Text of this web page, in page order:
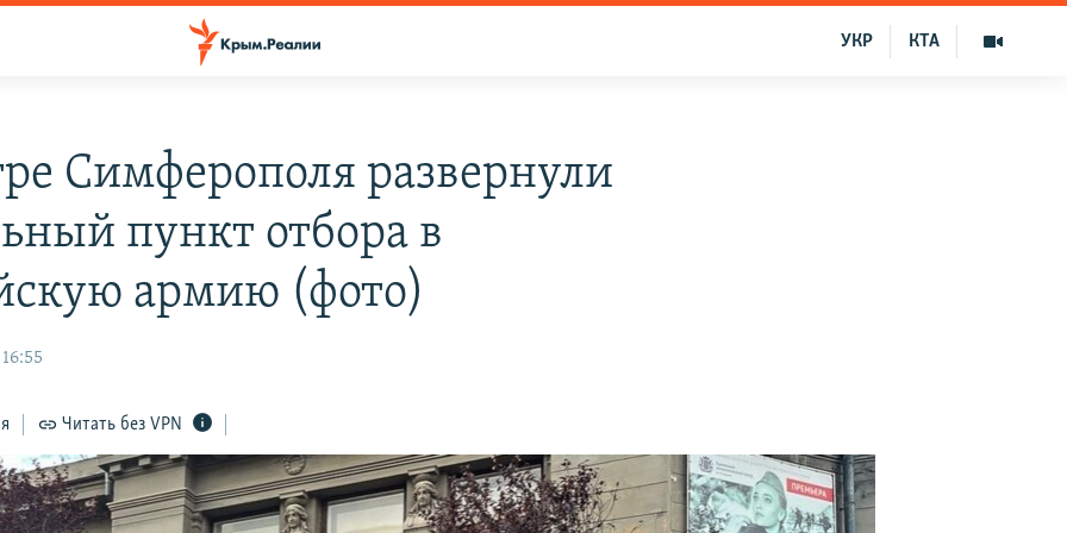
КТА
УКР
Симферополя развернули
пункт отбора в
армию (фото)
Читать без VPN